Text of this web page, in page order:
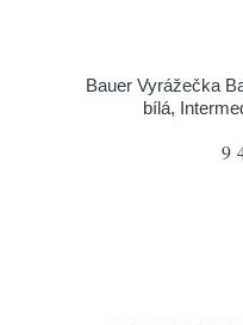
Bauer Vyrážečka
bílá,
9